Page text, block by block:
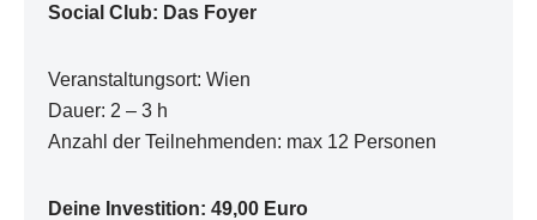
Social Club: Das Foyer
Veranstaltungsort: Wien
Dauer: 2 – 3 h
Anzahl der Teilnehmenden: max 12 Personen
Deine Investition: 49,00 Euro